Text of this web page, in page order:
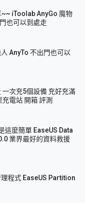
iToolab AnyGo 魔物
也可以到處走
AnyTo 不出門也可以
次充5個設備 充好充滿
充電站 開箱 評測
這麼簡單 EaseUS Data
業界最好的資料救援
程式 EaseUS Partition